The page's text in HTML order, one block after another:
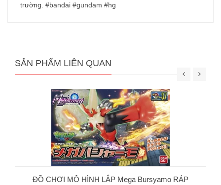
trường. #bandai #gundam #hg
SẢN PHẨM LIÊN QUAN
ĐỒ CHƠI MÔ HÌNH LẮP Mega Bursyamo RÁP